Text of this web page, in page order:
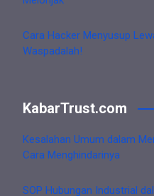
Cara Hacker Menyusup
Waspadalah!
KabarTrust.com
Kesalahan Umum dalam
Cara Menghindarinya
SOP Hubungan Industrial